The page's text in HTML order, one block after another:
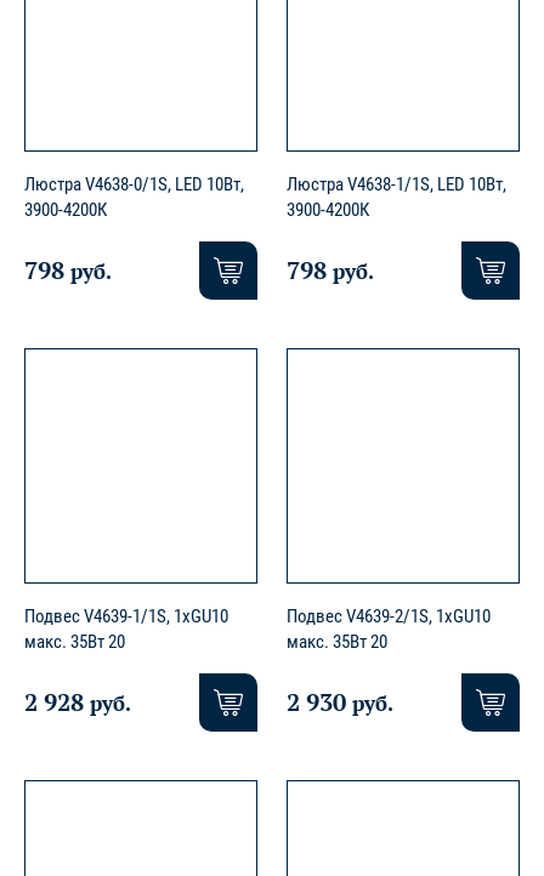
Люстра V4638-0/1S, LED 10Вт,
3900-4200К
798 руб.
Люстра V4638-1/1S, LED 10Вт,
3900-4200К
798 руб.
Подвес V4639-1/1S, 1хGU10
макс. 35Вт 20
2 928 руб.
Подвес V4639-2/1S, 1хGU10
макс. 35Вт 20
2 930 руб.